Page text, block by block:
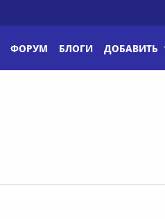
ФОРУМ БЛОГИ ДОБАВИТЬ